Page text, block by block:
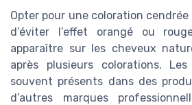
Opter pour une coloration cendrée
d’éviter l’effet orangé ou
apparaître sur les cheveux
après plusieurs colorations.
souvent présents dans des
d’autres marques